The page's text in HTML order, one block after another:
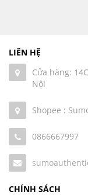
LIÊN HỆ
Cửa hàng:
Nội
Shopee :
0866667997
CHÍNH SÁCH